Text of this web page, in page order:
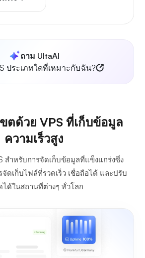
ถาม UltaAI
ประเภทใดที่เหมาะกับฉัน?
ตด้วย VPS ที่เก็บข้อมูล
ความเร็วสูง
สำหรับการจัดเก็บข้อมูลที่แข็งแกร่งซึ่ง
ดเก็บไฟล์ที่รวดเร็ว เชื่อถือได้ และปรับ
ด้ในสถานที่ต่างๆ ทั่วโลก